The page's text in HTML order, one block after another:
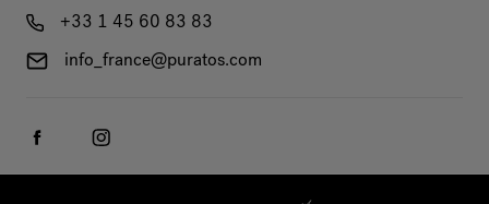
+33 1 45 60 83 83
info_france@puratos.com